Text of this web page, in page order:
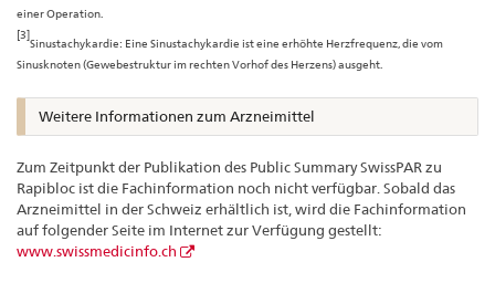
einer Operation.
[3]
Sinustachykardie: Eine Sinustachykardie ist eine erhöhte Herzfrequenz, die vom
Sinusknoten (Gewebestruktur im rechten Vorhof des Herzens) ausgeht.
Weitere Informationen zum Arzneimittel
Zum Zeitpunkt der Publikation des Public Summary SwissPAR zu
Rapibloc ist die Fachinformation noch nicht verfügbar. Sobald das
Arzneimittel in der Schweiz erhältlich ist, wird die Fachinformation
auf folgender Seite im Internet zur Verfügung gestellt:
www.swissmedicinfo.ch